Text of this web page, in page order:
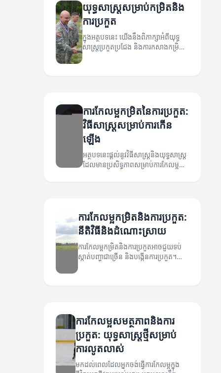
យុទ្ធសាស្ត្រសម្រាប់កម្រិតនិង
ការប្រកួត
ក្នុងអត្ថបទនេះ យើងនឹងពិភាក្សាអំពីយុទ្ធ
សាស្ត្រ​ប្រកួត​ប្រជែង និងការកសាងកម្រិត
ការកែលម្អកម្រិតនៃការប្រកួត:
វិធីសាស្ត្រសម្រាប់ការកើន
ឡើង
អត្ថបទនេះផ្តល់នូវវិធីសាស្ត្រនិងយុទ្ធសាស្ត្រ
ដែលមានប្រសិទ្ធភាពសម្រាប់ការកែលម្អ
ការកែលម្អកម្រិតនិងការប្រកួត:
នីតិវិធីនិងដំណោះស្រាយ
ការកែលម្អកម្រិតនិងការប្រកួតអាចជួយទប់
ស្កាត់បញ្ហាជាច្រើន និងបង្កើនការប្រកួត។
ការកែលម្អសមត្ថភាពនិងការ
ប្រកួត: យុទ្ធសាស្ត្រថ្មីសម្រាប់
ការលូតលាស់
មកដល់ពេលដែលអ្នកចង់ធ្វើការកែលម្អក្នុង